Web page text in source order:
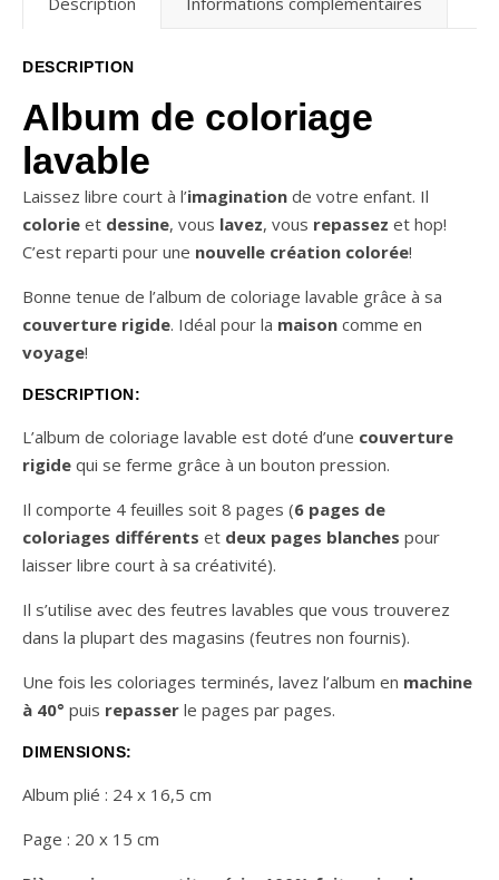
DESCRIPTION
Album de coloriage
lavable
Laissez libre court à l’imagination de votre enfant. Il
colorie et dessine, vous lavez, vous repassez et hop!
C’est reparti pour une nouvelle création colorée!
Bonne tenue de l’album de coloriage lavable grâce à sa
couverture rigide. Idéal pour la maison comme en
voyage!
DESCRIPTION:
L’album de coloriage lavable est doté d’une couverture
rigide qui se ferme grâce à un bouton pression.
Il comporte 4 feuilles soit 8 pages (6 pages de
coloriages différents et deux pages blanches pour
laisser libre court à sa créativité).
Il s’utilise avec des feutres lavables que vous trouverez
dans la plupart des magasins (feutres non fournis).
Une fois les coloriages terminés, lavez l’album en machine
à 40° puis repasser le pages par pages.
DIMENSIONS:
Album plié : 24 x 16,5 cm
Page : 20 x 15 cm